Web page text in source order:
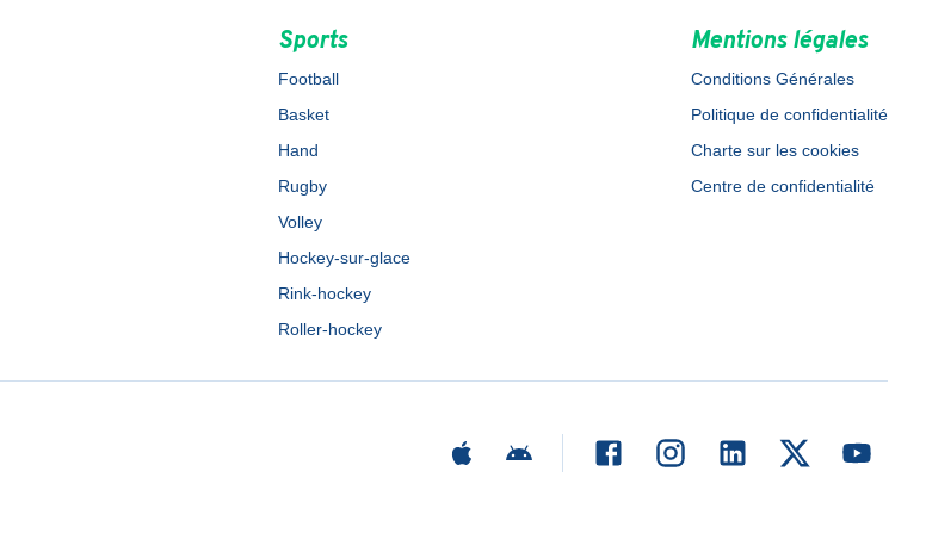
Sports
Football
Basket
Hand
Rugby
Volley
Hockey-sur-glace
Rink-hockey
Roller-hockey
Mentions légales
Conditions Générales
Politique de confidentialité
Charte sur les cookies
Centre de confidentialité